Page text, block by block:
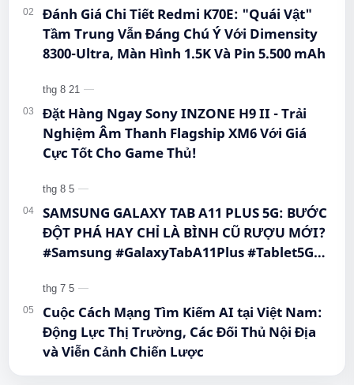
Đánh Giá Chi Tiết Redmi K70E: "Quái Vật"
Tầm Trung Vẫn Đáng Chú Ý Với Dimensity
8300-Ultra, Màn Hình 1.5K Và Pin 5.500 mAh
Đặt Hàng Ngay Sony INZONE H9 II - Trải
Nghiệm Âm Thanh Flagship XM6 Với Giá
Cực Tốt Cho Game Thủ!
SAMSUNG GALAXY TAB A11 PLUS 5G: BƯỚC
ĐỘT PHÁ HAY CHỈ LÀ BÌNH CŨ RƯỢU MỚI?
#Samsung #GalaxyTabA11Plus #Tablet5G
Cuộc Cách Mạng Tìm Kiếm AI tại Việt Nam:
Động Lực Thị Trường, Các Đối Thủ Nội Địa
và Viễn Cảnh Chiến Lược